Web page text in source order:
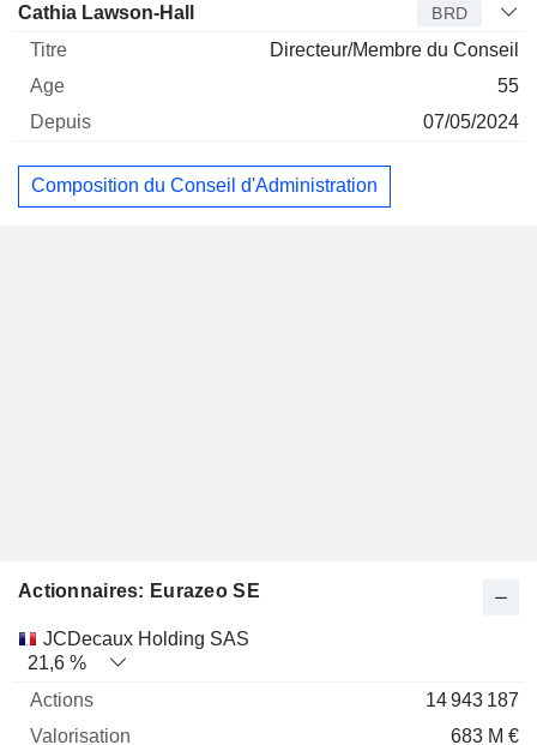
Cathia Lawson-Hall BRD
Directeur/Membre du Conseil
55
07/05/2024
Composition du Conseil d'Administration
Actionnaires: Eurazeo SE
Nom Actions % Valorisation
JCDecaux Holding SAS
21,6 %
14 943 187
683 M €